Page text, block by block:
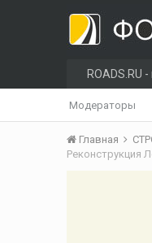
ROADS.RU
Модераторы
Главная
Реконструкция